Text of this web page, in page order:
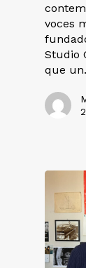
voces
Studio
que